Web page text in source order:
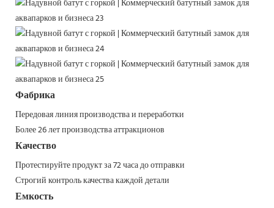
Фабрика
Передовая линия производства и переработки
Более 26 лет производства аттракционов
Качество
Протестируйте продукт за 72 часа до отправки
Строгий контроль качества каждой детали
Емкость